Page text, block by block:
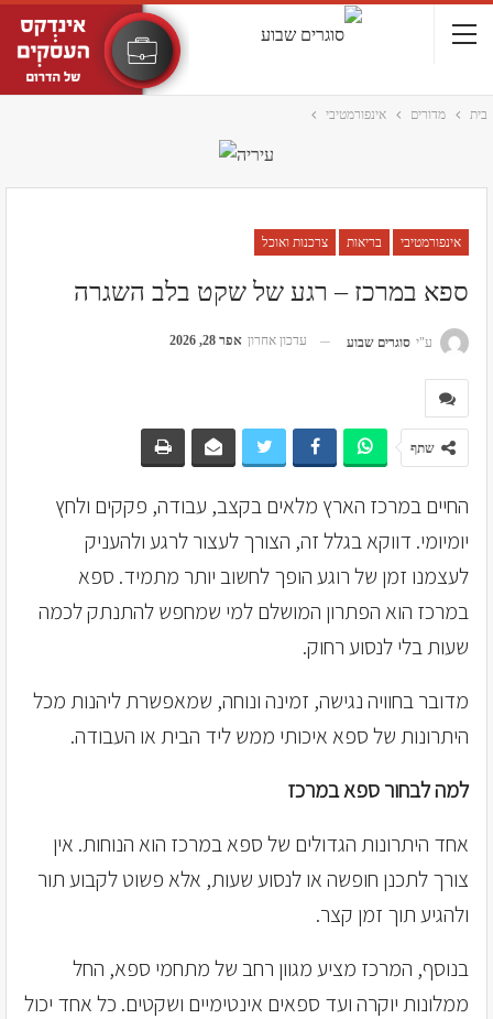
בית מדורים אינפורמטיבי
אינפורמטיבי בריאות צרכנות ואוכל
ספא במרכז – רגע של שקט בלב השגרה
ע"י סוגרים שבוע עדכון אחרון אפר 28, 2026
שתף
החיים במרכז הארץ מלאים בקצב, עבודה, פקקים ולחץ
יומיומי. דווקא בגלל זה, הצורך לעצור לרגע ולהעניק
לעצמנו זמן של רוגע הופך לחשוב יותר מתמיד. ספא
במרכז הוא הפתרון המושלם למי שמחפש להתנתק לכמה
שעות בלי לנסוע רחוק.
מדובר בחוויה נגישה, זמינה ונוחה, שמאפשרת ליהנות מכל
היתרונות של ספא איכותי ממש ליד הבית או העבודה.
למה לבחור ספא במרכז
אחד היתרונות הגדולים של ספא במרכז הוא הנוחות. אין
צורך לתכנן חופשה או לנסוע שעות, אלא פשוט לקבוע תור
ולהגיע תוך זמן קצר.
בנוסף, המרכז מציע מגוון רחב של מתחמי ספא, החל
ממלונות יוקרה ועד ספאים אינטימיים ושקטים. כל אחד יכול